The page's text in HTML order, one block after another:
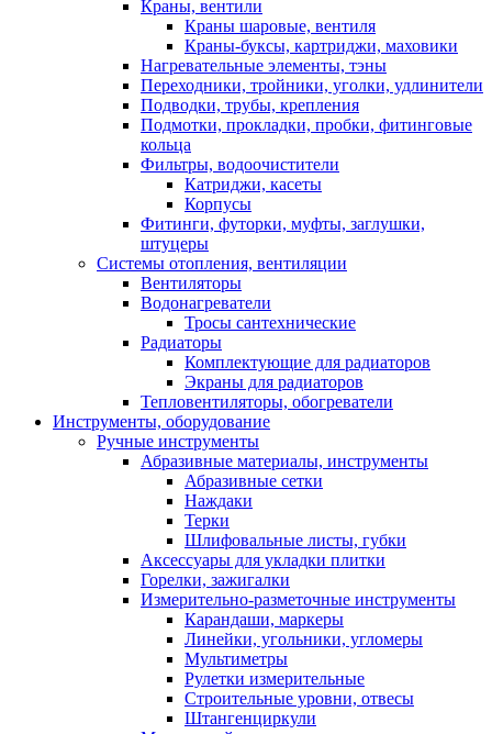
Краны, вентили
Краны шаровые, вентиля
Краны-буксы, картриджи, маховики
Нагревательные элементы, тэны
Переходники, тройники, уголки, удлинители
Подводки, трубы, крепления
Подмотки, прокладки, пробки, фитинговые
кольца
Фильтры, водоочистители
Катриджи, касеты
Корпусы
Фитинги, футорки, муфты, заглушки,
штуцеры
Системы отопления, вентиляции
Вентиляторы
Водонагреватели
Тросы сантехнические
Радиаторы
Комплектующие для радиаторов
Экраны для радиаторов
Тепловентиляторы, обогреватели
Инструменты, оборудование
Ручные инструменты
Абразивные материалы, инструменты
Абразивные сетки
Наждаки
Терки
Шлифовальные листы, губки
Аксессуары для укладки плитки
Горелки, зажигалки
Измерительно-разметочные инструменты
Карандаши, маркеры
Линейки, угольники, угломеры
Мультиметры
Рулетки измерительные
Строительные уровни, отвесы
Штангенциркули